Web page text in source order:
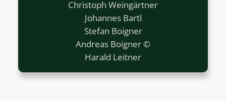
Christoph Weingärtner
Johannes Bartl
Stefan Boigner
Andreas Boigner ©
Harald Leitner